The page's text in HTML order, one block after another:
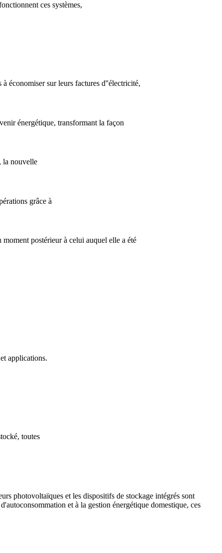
ces systèmes,
économiser sur leurs factures d''électricité,
énergétique, transformant la façon
la nouvelle
grâce à
postérieur à celui auquel elle a été
applications.
toutes
photovoltaïques et les dispositifs de stockage intégrés sont
et à la gestion énergétique domestique, ces